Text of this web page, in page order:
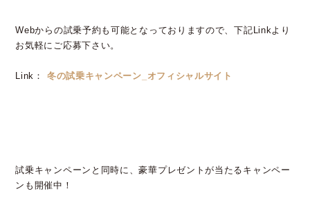
Webからの試乗予約も可能となっておりますので、下記Linkより
お気軽にご応募下さい。
Link： 冬の試乗キャンペーン_オフィシャルサイト
試乗キャンペーンと同時に、豪華プレゼントが当たるキャンペー
ンも開催中！